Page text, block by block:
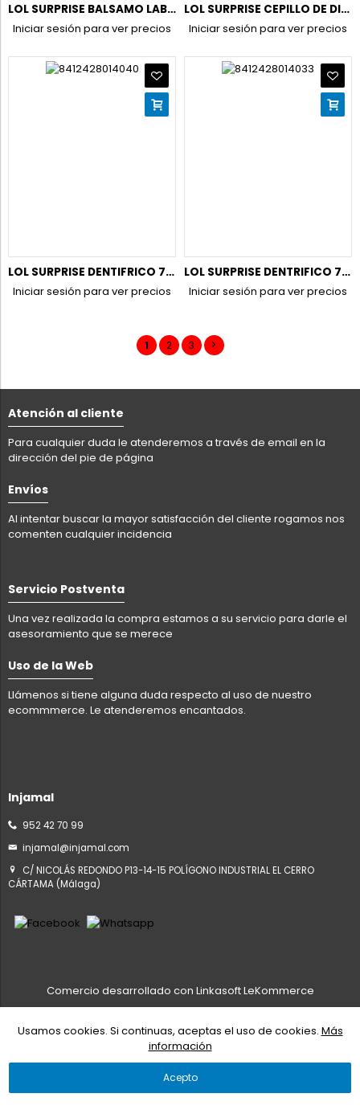
Usamos cookies. Si continuas, aceptas el uso de cookies. Más
información
Acepto
LOL SURPRISE BALSAMO LABIAL 4GR.(BLISTER) 1419
Iniciar sesión para ver precios
LOL SURPRISE CEPILLO DE DIENTES CON CAPUCHÓN NIÑA 1400
Iniciar sesión para ver precios
LOL SURPRISE DENTIFRICO 75 ML.FLUOR&CALCIO REF.1404
Iniciar sesión para ver precios
LOL SURPRISE DENTRIFICO 75 ML.+CEPILLO DENTAL+VASO(NECESER)
Iniciar sesión para ver precios
1 2 3
Atención al cliente
Para cualquier duda le atenderemos a través de email en la
dirección del pie de página
Envíos
Al intentar buscar la mayor satisfacción del cliente rogamos nos
comenten cualquier incidencia
Servicio Postventa
Una vez realizada la compra estamos a su servicio para darle el
asesoramiento que se merece
Uso de la Web
Llámenos si tiene alguna duda respecto al uso de nuestro
ecommmerce. Le atenderemos encantados.
Injamal
952 42 70 99
injamal@injamal.com
C/ NICOLÁS REDONDO P13-14-15 POLÍGONO INDUSTRIAL EL CERRO
CÁRTAMA (Málaga)
Comercio desarrollado con Linkasoft LeKommerce